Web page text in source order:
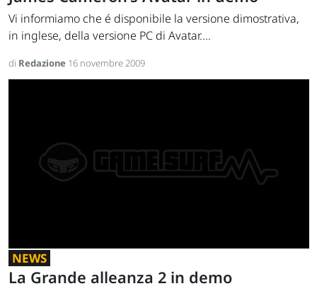
Vi informiamo che é disponibile la versione dimostrativa,
in inglese, della versione PC di Avatar....
di Redazione 16 novembre 2009
NEWS
La Grande alleanza 2 in demo